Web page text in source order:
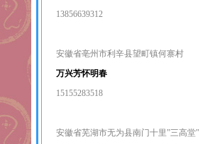
13856639312
安徽省亳州市利辛县望町镇何寨村
万兴芳怀明春
15155283518
安徽省芜湖市无为县南门十里”三高堂″